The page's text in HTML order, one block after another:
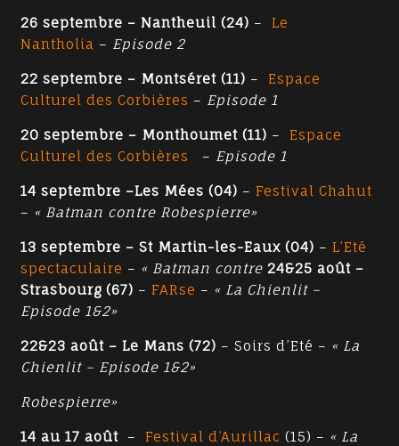
26 septembre – Nantheuil (24) – Le
Nantholia – Episode 2
22 septembre – Montséret (11) – Espace
Culturel des Corbières – Episode 1
20 septembre – Monthoumet (11) – Espace
Culturel des Corbières
– Episode 1
14 septembre –Les Mées (04) – Festival Chahut
– « Batman contre Robespierre»
13 septembre – St Martin-les-Eaux (04) – L’Eté
spectaculaire – « Batman contre24&25 août –
Strasbourg (67) – FARse – « La Chienlit –
Episode 1&2»
22&23 août – Le Mans (72) – Soirs d’Eté – « La
Chienlit – Episode 1&2»
Robespierre»
14 au 17 août – Festival d’Aurillac (15) – « La